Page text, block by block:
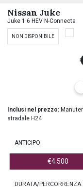
Nissan Juke
Juke 1.6 HEV N-Connecta
NON DISPONIBILE
Inclusi nel prezzo:
stradale H24
ANTICIPO:
€4.500
DURATA/PERCORRENZA: